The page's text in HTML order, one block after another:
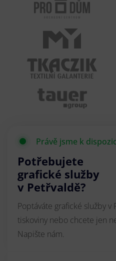
Právě jsme k
Potřebujete
grafické služby
v Petřvaldě?
Poptáváte grafické služby
tiskoviny nebo chcete jen
Napište nám.